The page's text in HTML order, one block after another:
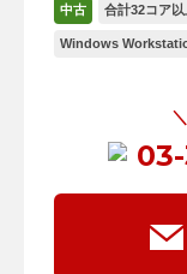
中古 合計32コア
Windows